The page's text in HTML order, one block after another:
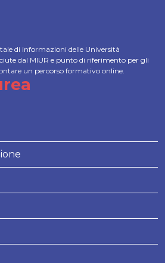
di informazioni delle Università
dal MIUR e punto di riferimento per gli
un percorso formativo online.